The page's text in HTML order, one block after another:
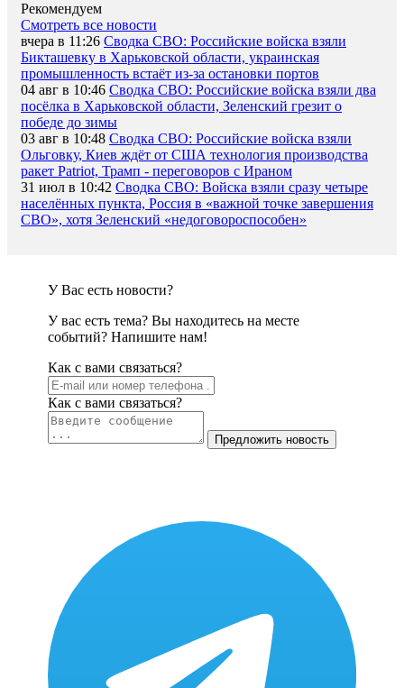
Рекомендуем
Смотреть все новости
вчера в 11:26 Сводка СВО: Российские войска взяли
Бикташевку в Харьковской области, украинская
промышленность встаёт из-за остановки портов
04 авг в 10:46 Сводка СВО: Российские войска взяли два
посёлка в Харьковской области, Зеленский грезит о
победе до зимы
03 авг в 10:48 Сводка СВО: Российские войска взяли
Ольговку, Киев ждёт от США технология производства
ракет Patriot, Трамп - переговоров с Ираном
31 июл в 10:42 Сводка СВО: Войска взяли сразу четыре
населённых пункта, Россия в «важной точке завершения
СВО», хотя Зеленский «недоговороспособен»
У Вас есть новости?
У вас есть тема? Вы находитесь на месте
событий? Напишите нам!
Как c вами связаться?
Как c вами связаться?
Предложить новость